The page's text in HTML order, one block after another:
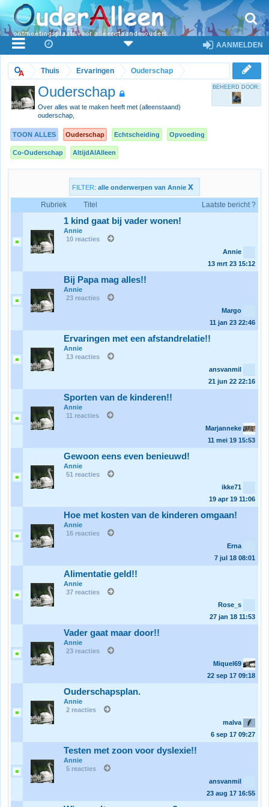
AANMELDEN
Thuis Ervaringen Ouderschap
Ouderschap
Over alles wat te maken heeft met (alleenstaand)
ouderschap,
BEHEERD DOOR:
TOON ALLES Ouderschap Echtscheiding Opvoeding
Co-Ouderschap AltijdAlAlleen
FILTER: alle onderwerpen van Annie x
Rubriek Titel Laatste bericht ?
1 kind gaat bij vader wonen!
Annie
10 reacties
Annie
13 mrt 23 15:12
Bij Papa mag alles!!
Annie
23 reacties
Margo
11 jan 23 22:46
Ervaringen met een afstandrelatie!!
Annie
13 reacties
ansvanmil
21 jun 22 22:16
Sporten van de kinderen!!
Annie
11 reacties
Marjanneke
11 mei 19 15:53
Gewoon eens even benieuwd!
Annie
51 reacties
ikke71
19 apr 19 11:06
Hoe met kosten van de kinderen omgaan!
Annie
16 reacties
Erna
7 jul 18 08:01
Alimentatie geld!!
Annie
37 reacties
Rose_s
27 jan 18 11:53
Vader gaat maar door!!
Annie
23 reacties
Miquel69
22 sep 17 09:18
Ouderschapsplan.
Annie
2 reacties
malva
6 sep 17 09:27
Testen met zoon voor dyslexie!!
Annie
5 reacties
ansvanmil
23 aug 17 16:55